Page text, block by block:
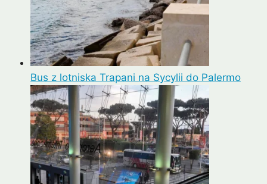
Bus z lotniska Trapani na Sycylii do Palermo